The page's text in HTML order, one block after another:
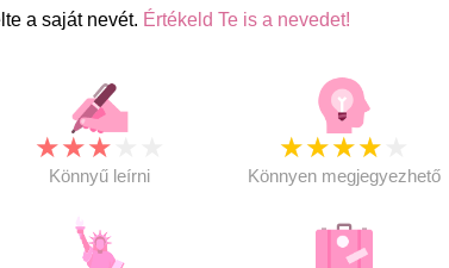
a saját nevét. Értékeld Te is a nevedet!
★★★
Könnyű leírni
★★★★
Könnyen megjegyezhető